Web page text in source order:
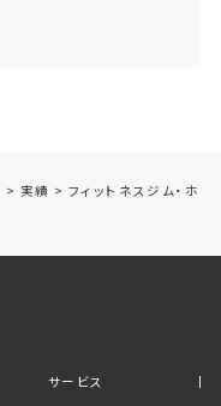
> 実績 > フィットネスジム・ホ
サービス